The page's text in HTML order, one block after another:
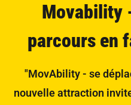
Movability
parcours en
"MovAbility - se
nouvelle attraction